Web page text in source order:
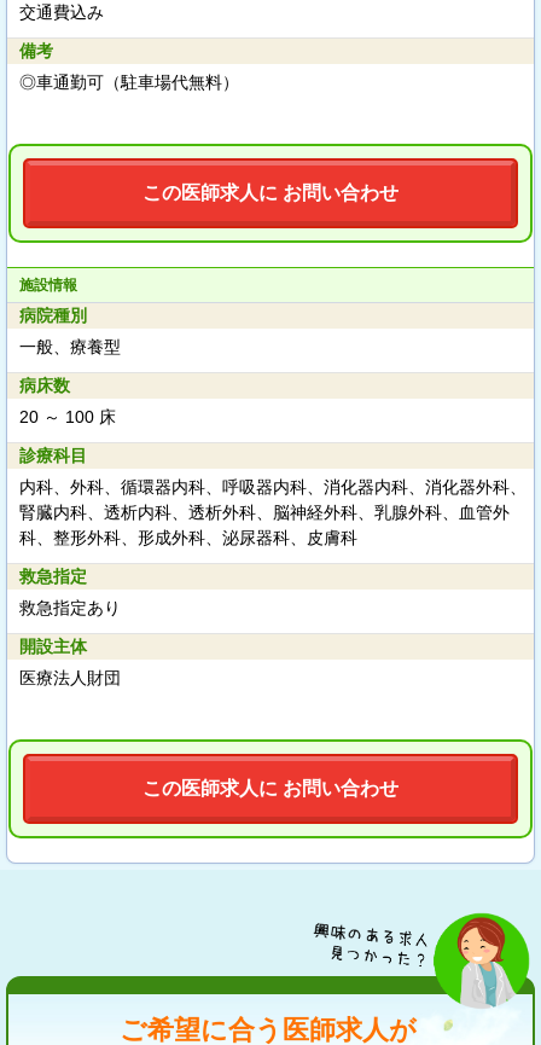
交通費込み
備考
◎車通勤可（駐車場代無料）
この医師求人に お問い合わせ
施設情報
病院種別
一般、療養型
病床数
20 ～ 100 床
診療科目
内科、外科、循環器内科、呼吸器内科、消化器内科、消化器外科、
腎臓内科、透析内科、透析外科、脳神経外科、乳腺外科、血管外
科、整形外科、形成外科、泌尿器科、皮膚科
救急指定
救急指定あり
開設主体
医療法人財団
この医師求人に お問い合わせ
ご希望に合う医師求人が